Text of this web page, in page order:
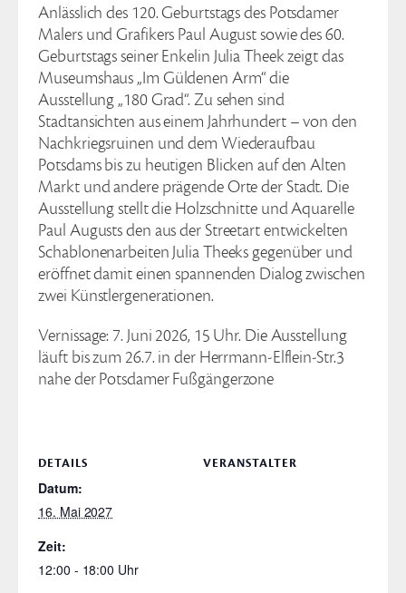
Anlässlich des 120. Geburtstags des Potsdamer
Malers und Grafikers Paul August sowie des 60.
Geburtstags seiner Enkelin Julia Theek zeigt das
Museumshaus „Im Güldenen Arm“ die
Ausstellung „180 Grad“. Zu sehen sind
Stadtansichten aus einem Jahrhundert – von den
Nachkriegsruinen und dem Wiederaufbau
Potsdams bis zu heutigen Blicken auf den Alten
Markt und andere prägende Orte der Stadt. Die
Ausstellung stellt die Holzschnitte und Aquarelle
Paul Augusts den aus der Streetart entwickelten
Schablonenarbeiten Julia Theeks gegenüber und
eröffnet damit einen spannenden Dialog zwischen
zwei Künstlergenerationen.
Vernissage: 7. Juni 2026, 15 Uhr. Die Ausstellung
läuft bis zum 26.7. in der Herrmann-Elflein-Str.3
nahe der Potsdamer Fußgängerzone
DETAILS
Datum:
16. Mai 2027
Zeit:
12:00 - 18:00
VERANSTALTER